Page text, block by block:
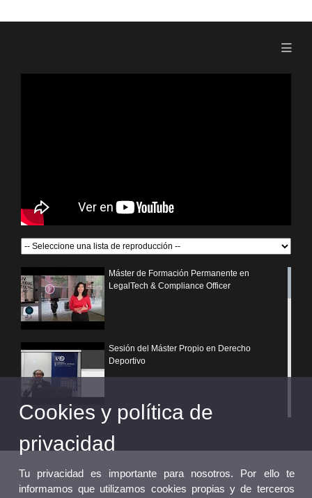
Máster de Formación Permanente en
LegalTech & Compliance Officer
Sesión del Máster Propio en Derecho
Deportivo
¿Por qué elegir un postgrado propio de la
Universitat de València?
Cookies y política de
privacidad
Tu privacidad es importante para nosotros. Por ello te
informamos que utilizamos cookies propias y de terceros